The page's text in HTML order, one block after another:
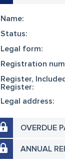
Name:
Status:
Legal form:
Registration
Register,
Register:
Legal address:
OVERDUE
ANNUAL